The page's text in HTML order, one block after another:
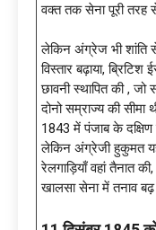
वक्त तक सेना पूरी तरह
लेकिन अंग्रेज भी शांति
विस्तार बढ़ाया,
छावनी स्थापित की ,
दोनो सम्राज्य की
1843 में पंजाब के दक्षिण
लेकिन अंग्रेजी हुकुमत
रेलगाड़ियाँ वहां तैनात
खालसा सेना में तनाव बढ़